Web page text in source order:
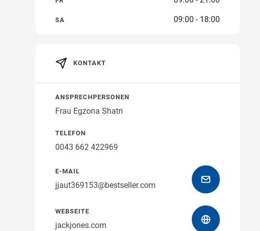
SA 09:00 - 18:00
KONTAKT
ANSPRECHPERSONEN
Frau Egzona Shatri
TELEFON
0043 662 422969
E-MAIL
jjaut369153@bestseller.com
WEBSEITE
jackjones.com